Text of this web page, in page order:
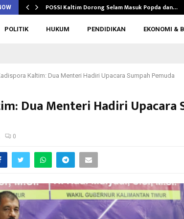
POSSI Kaltim Dorong Selam Masuk Popda dan…
POLITIK HUKUM PENDIDIKAN EKONOMI &
Kaltim: Dua Menteri Hadiri Upacara Sumpah Pemuda
Dua Menteri Hadiri Upacara
0